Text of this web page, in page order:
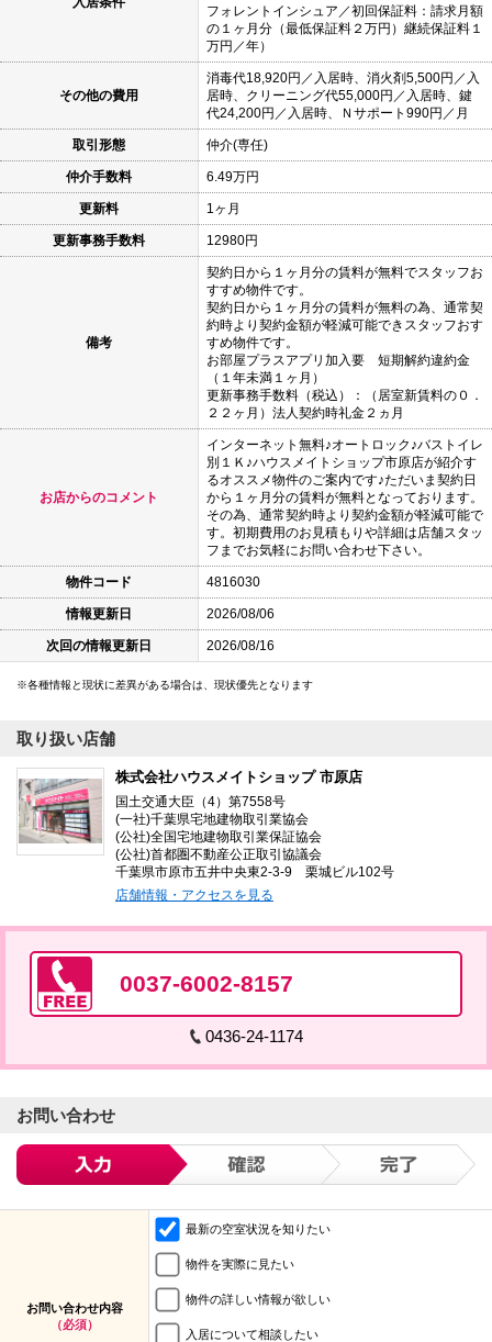
フォレントインシュア／初回保証料：請求月額
の１ヶ月分（最低保証料２万円）継続保証料１
万円／年）
その他の費用
消毒代18,920円／入居時、消火剤5,500円／入
居時、クリーニング代55,000円／入居時、鍵
代24,200円／入居時、Ｎサポート990円／月
取引形態 仲介(専任)
仲介手数料 6.49万円
更新料 1ヶ月
更新事務手数料 12980円
備考
契約日から１ヶ月分の賃料が無料でスタッフお
すすめ物件です。
契約日から１ヶ月分の賃料が無料の為、通常契
約時より契約金額が軽減可能できスタッフおす
すめ物件です。
お部屋プラスアプリ加入要 短期解約違約金
（１年未満１ヶ月）
更新事務手数料（税込）：（居室新賃料の０．
２２ヶ月）法人契約時礼金２ヵ月
お店からのコメント
インターネット無料♪オートロック♪バストイレ
別１Ｋ♪ハウスメイトショップ市原店が紹介す
るオススメ物件のご案内です♪ただいま契約日
から１ヶ月分の賃料が無料となっております。
その為、通常契約時より契約金額が軽減可能で
す。初期費用のお見積もりや詳細は店舗スタッ
フまでお気軽にお問い合わせ下さい。
物件コード 4816030
情報更新日 2026/08/06
次回の情報更新日 2026/08/16
各種情報と現状に差異がある場合は、現状優先となります
取り扱い店舗
株式会社ハウスメイトショップ 市原店
国土交通大臣（4）第7558号
(一社)千葉県宅地建物取引業協会
(公社)全国宅地建物取引業保証協会
(公社)首都圏不動産公正取引協議会
千葉県市原市五井中央東2-3-9 栗城ビル102号
店舗情報・アクセスを見る
0037-6002-8157
0436-24-1174
お問い合わせ
お問い合わせ内容
（必須）
最新の空室状況を知りたい
物件を実際に見たい
物件の詳しい情報が欲しい
入居について相談したい